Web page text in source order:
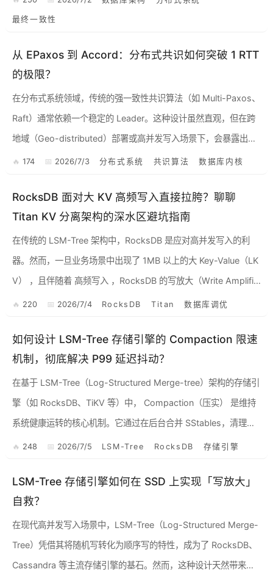
最终一致性
从 EPaxos 到 Accord：分布式共识如何突破 1 RTT
的极限？
在分布式系统领域，传统的强一致性共识算法（如 Multi-Paxos、
Raft）通常依赖一个稳定的 Leader。这种设计虽然直观，但在跨
地域（Geo-distributed）部署或高并发写入场景下，会暴露出明
显的局限性： 网络...
174 2026/7/3 分布式系统 共识算法 数据库内核
RocksDB 面对大 KV 高频写入直接拉胯？聊聊
Titan KV 分离架构的深水区避坑指南
在传统的 LSM-Tree 架构中，RocksDB 是应对高并发写入的利
器。然而，一旦业务场景中出现了 1MB 以上的大 Key-Value（LK
V） ，且伴随着 高频写入 ，RocksDB 的写放大（Write Amplific
ati...220 2026/7/4 RocksDB Titan 数据库调优
如何设计 LSM-Tree 存储引擎的 Compaction 限速
机制，彻底解决 P99 延迟抖动？
在基于 LSM-Tree（Log-Structured Merge-tree）架构的存储引
擎（如 RocksDB、TiKV 等）中， Compaction（压实） 是维持
系统健康运转的核心机制。它通过在后台合并 SStables，清理
过...248 2026/7/5 LSM-Tree RocksDB 存储引擎
LSM-Tree 存储引擎如何在 SSD 上实现「写放大」
自救？
在现代高并发写入场景中，LSM-Tree（Log-Structured Merge-
Tree）凭借其将随机写转化为顺序写的特性，成为了 RocksDB、
Cassandra 等主流存储引擎的基石。然而，这种设计天然带来了